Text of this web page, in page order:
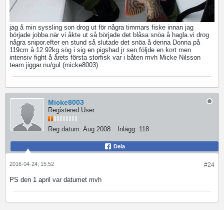
jag å min syssling son drog ut för några timmars fiske innan jag
började jobba.när vi åkte ut så började det blåsa snöa å hagla.vi drog
några snipor.efter en stund så slutade det snöa å denna Donna på
119cm å 12.92kg sög i sig en pigshad jr sen följde en kort men
intensiv fight å årets första storfisk var i båten mvh Micke Nilsson
team jiggar.nu/gul (micke8003)
Micke8003
Registered User
Reg.datum: Aug 2008 Inlägg: 118
Dela
#24
2016-04-24, 15:52
PS den 1 april var datumet mvh